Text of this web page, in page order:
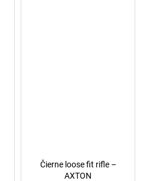
Čierne loose fit rifle –
AXTON